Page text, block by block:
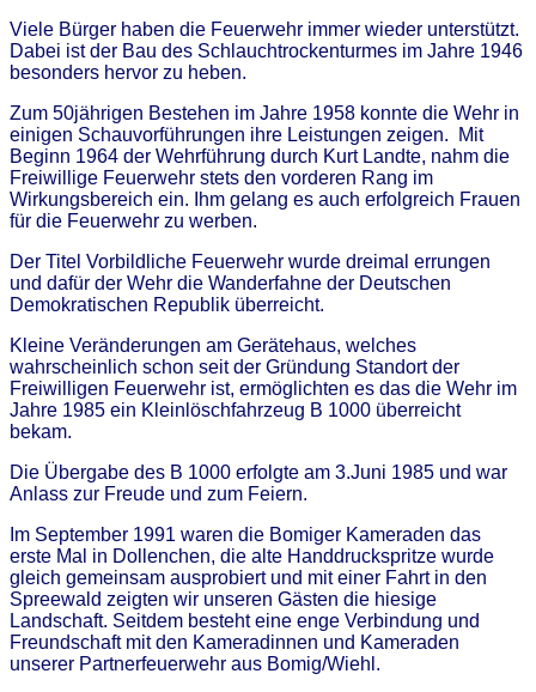
Viele Bürger haben die Feuerwehr immer wieder unterstützt.
Dabei ist der Bau des Schlauchtrockenturmes im Jahre 1946
besonders hervor zu heben.
Zum 50jährigen Bestehen im Jahre 1958 konnte die Wehr in
einigen Schauvorführungen ihre Leistungen zeigen. Mit
Beginn 1964 der Wehrführung durch Kurt Landte, nahm die
Freiwillige Feuerwehr stets den vorderen Rang im
Wirkungsbereich ein. Ihm gelang es auch erfolgreich Frauen
für die Feuerwehr zu werben.
Der Titel Vorbildliche Feuerwehr wurde dreimal errungen
und dafür der Wehr die Wanderfahne der Deutschen
Demokratischen Republik überreicht.
Kleine Veränderungen am Gerätehaus, welches
wahrscheinlich schon seit der Gründung Standort der
Freiwilligen Feuerwehr ist, ermöglichten es das die Wehr im
Jahre 1985 ein Kleinlöschfahrzeug B 1000 überreicht
bekam.
Die Übergabe des B 1000 erfolgte am 3.Juni 1985 und war
Anlass zur Freude und zum Feiern.
Im September 1991 waren die Bomiger Kameraden das
erste Mal in Dollenchen, die alte Handdruckspritze wurde
gleich gemeinsam ausprobiert und mit einer Fahrt in den
Spreewald zeigten wir unseren Gästen die hiesige
Landschaft. Seitdem besteht eine enge Verbindung und
Freundschaft mit den Kameradinnen und Kameraden
unserer Partnerfeuerwehr aus Bomig/Wiehl.